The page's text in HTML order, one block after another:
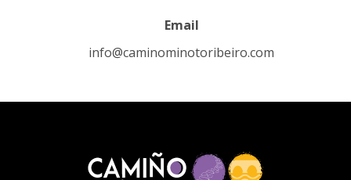
Email
info@caminominotoribeiro.com